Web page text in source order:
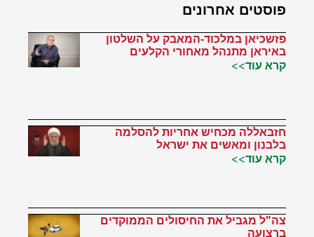
פוסטים אחרונים
פזשכיאן במלכוד-המאבק על השלטון
באיראן מתנהל מאחורי הקלעים
קרא עוד>>
חזבאללה מכחיש אחריות להסלמה
בלבנון ומאשים את ישראל
קרא עוד>>
צה"ל מגביל את החיסולים הממוקדים
ברצועה